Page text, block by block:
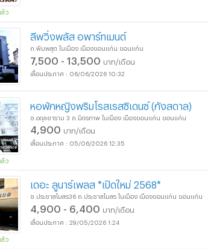
ล้ว
ลีพวิ่งพลัส อพาร์ทเมนต์
ถ.พิมพสุต ในเมือง เมืองขอนแก่น ขอนแก่น
7,500 - 13,500 บาท/เดือน
06/06/2026 10:32
ล้ว
หอพักหญิงพริมโรสเรสซิเดนซ์ (กังสดาล)
ซ.อดุลยาราม 3 ถ.มิตรภาพ ในเมือง เมืองขอนแก่น ขอนแก่น
4,900 บาท/เดือน
05/06/2026 12:35
ล้ว
เดอะ ลูนาร์เพลส *เปิดใหม่ 2568*
ซ.ประชาสโมสร36 ถ.ประชาสโมสร ในเมือง เมืองขอนแก่น ขอนแก่น
4,900 - 6,400 บาท/เดือน
29/05/2026 1:24